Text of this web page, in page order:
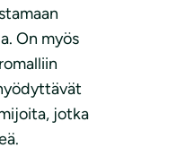
On myös
jotka